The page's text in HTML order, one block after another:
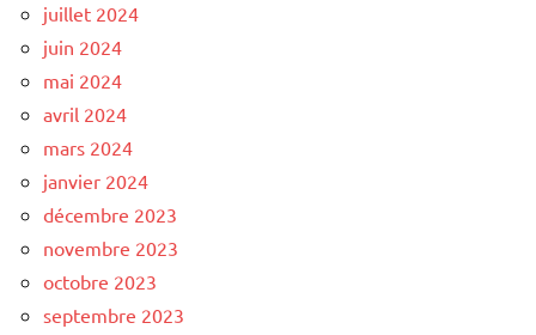
juillet 2024
juin 2024
mai 2024
avril 2024
mars 2024
janvier 2024
décembre 2023
novembre 2023
octobre 2023
septembre 2023